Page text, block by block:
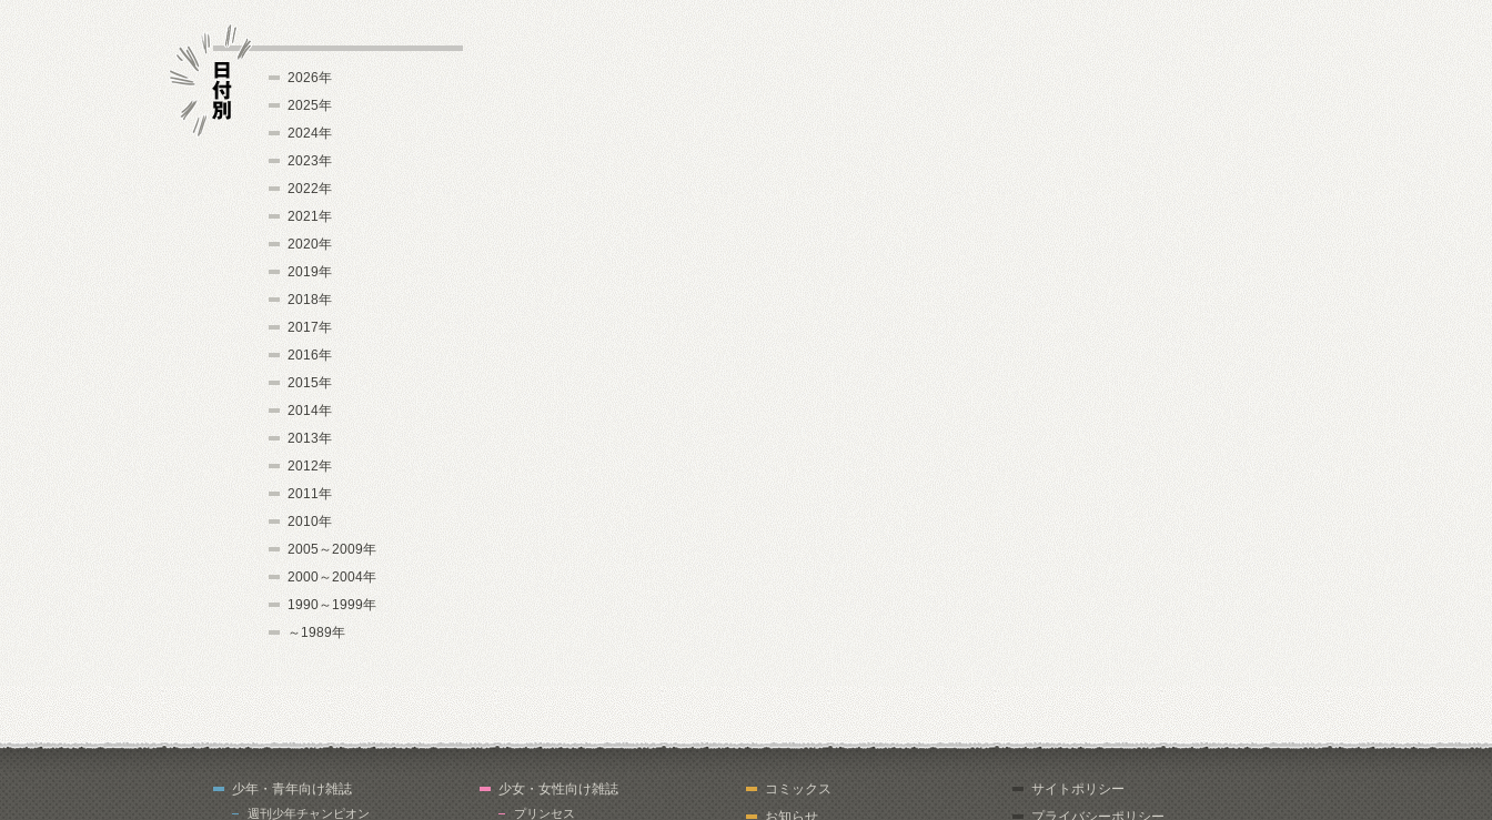
2026年
2025年
2024年
2023年
2022年
2021年
2020年
2019年
2018年
2017年
2016年
2015年
2014年
2013年
2012年
2011年
2010年
2005～2009年
2000～2004年
1990～1999年
～1989年
少年・青年向け雑誌
週刊少年チャンピオン
少女・女性向け雑誌
プリンセス
コミックス
お知らせ
サイトポリシー
プライバシーポリシー